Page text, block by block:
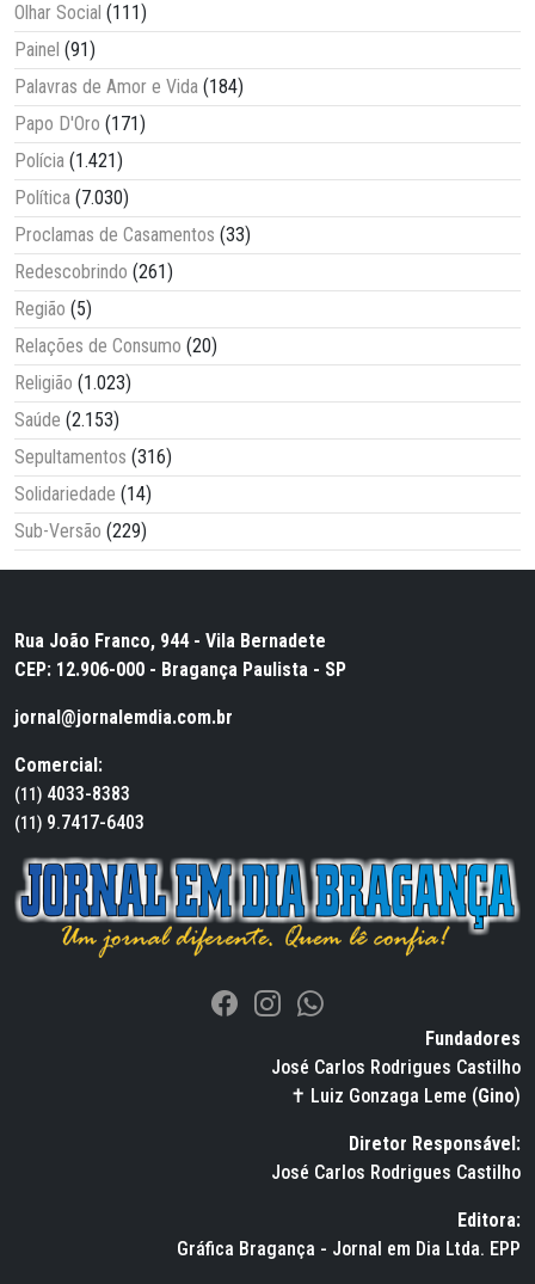
Olhar Social (111)
Painel (91)
Palavras de Amor e Vida (184)
Papo D'Oro (171)
Polícia (1.421)
Política (7.030)
Proclamas de Casamentos (33)
Redescobrindo (261)
Região (5)
Relações de Consumo (20)
Religião (1.023)
Saúde (2.153)
Sepultamentos (316)
Solidariedade (14)
Sub-Versão (229)
Rua João Franco, 944 - Vila Bernadete
CEP: 12.906-000 - Bragança Paulista - SP
jornal@jornalemdia.com.br
Comercial:
(11) 4033-8383
(11) 9.7417-6403
Fundadores
José Carlos Rodrigues Castilho
✝ Luiz Gonzaga Leme (Gino)
Diretor Responsável:
José Carlos Rodrigues Castilho
Editora:
Gráfica Bragança - Jornal em Dia Ltda. EPP